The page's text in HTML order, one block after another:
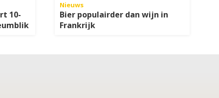
10-
Nieuws
Bier populairder dan wijn in
Frankrijk